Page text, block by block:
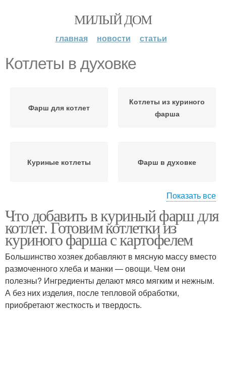
МИЛЫЙ ДОМ
главная новости статьи
Котлеты в духовке
Фарш для котлет
Котлеты из куриного
фарша
Куриные котлеты Фарш в духовке
Сочные котлеты Котлеты с манкой
Котлеты с цветной
капустой
Котлеты из курицы
Показать все
Что добавить в куриный фарш для
котлет. Готовим котлетки из
куриного фарша с картофелем
Большинство хозяек добавляют в мясную массу вместо
размоченного хлеба и манки — овощи. Чем они
полезны? Ингредиенты делают мясо мягким и нежным.
А без них изделия, после тепловой обработки,
приобретают жесткость и твердость.